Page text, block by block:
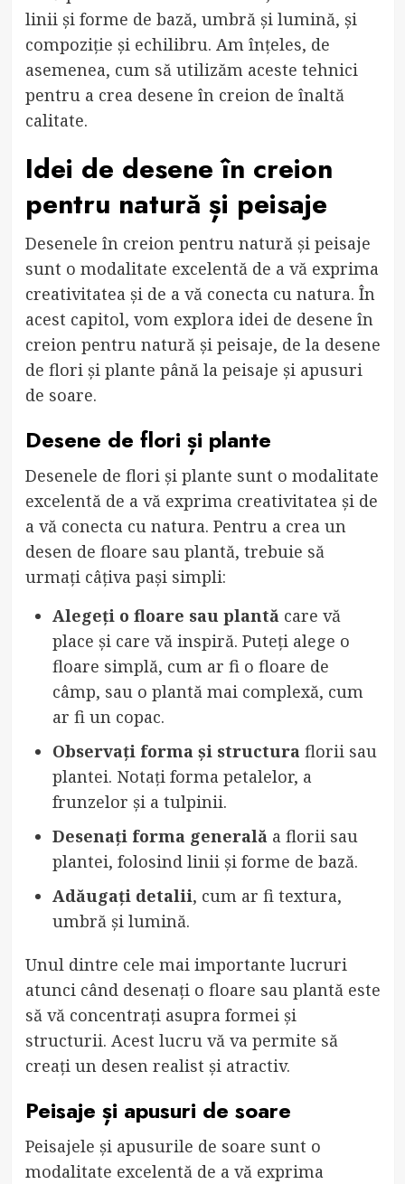
linii și forme de bază, umbră și lumină, și
compoziție și echilibru. Am înțeles, de
asemenea, cum să utilizăm aceste tehnici
pentru a crea desene în creion de înaltă
calitate.
Idei de desene în creion
pentru natură și peisaje
Desenele în creion pentru natură și peisaje
sunt o modalitate excelentă de a vă exprima
creativitatea și de a vă conecta cu natura. În
acest capitol, vom explora idei de desene în
creion pentru natură și peisaje, de la desene
de flori și plante până la peisaje și apusuri
de soare.
Desene de flori și plante
Desenele de flori și plante sunt o modalitate
excelentă de a vă exprima creativitatea și de
a vă conecta cu natura. Pentru a crea un
desen de floare sau plantă, trebuie să
urmați câțiva pași simpli:
Alegeți o floare sau plantă care vă
place și care vă inspiră. Puteți alege o
floare simplă, cum ar fi o floare de
câmp, sau o plantă mai complexă, cum
ar fi un copac.
Observați forma și structura florii sau
plantei. Notați forma petalelor, a
frunzelor și a tulpinii.
Desenați forma generală a florii sau
plantei, folosind linii și forme de bază.
Adăugați detalii, cum ar fi textura,
umbră și lumină.
Unul dintre cele mai importante lucruri
atunci când desenați o floare sau plantă este
să vă concentrați asupra formei și
structurii. Acest lucru vă va permite să
creați un desen realist și atractiv.
Peisaje și apusuri de soare
Peisajele și apusurile de soare sunt o
modalitate excelentă de a vă exprima